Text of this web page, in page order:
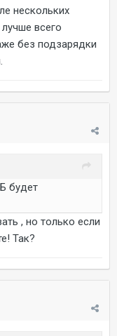
нескольких
всего
без подзарядки
будет
, но только если
Так?